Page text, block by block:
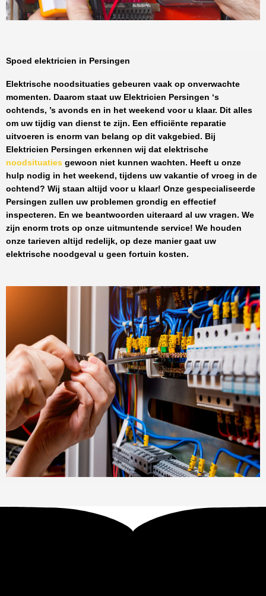
Spoed elektricien in Persingen
Elektrische noodsituaties gebeuren vaak op onverwachte
momenten. Daarom staat uw Elektricien Persingen ‘s
ochtends, ’s avonds en in het weekend voor u klaar. Dit alles
om uw tijdig van dienst te zijn. Een efficiënte reparatie
uitvoeren is enorm van belang op dit vakgebied. Bij
Elektricien Persingen erkennen wij dat elektrische
noodsituaties gewoon niet kunnen wachten. Heeft u onze
hulp nodig in het weekend, tijdens uw vakantie of vroeg in de
ochtend? Wij staan altijd voor u klaar! Onze gespecialiseerde
Persingen zullen uw problemen grondig en effectief
inspecteren. En we beantwoorden uiteraard al uw vragen. We
zijn enorm trots op onze uitmuntende service! We houden
onze tarieven altijd redelijk, op deze manier gaat uw
elektrische noodgeval u geen fortuin kosten.